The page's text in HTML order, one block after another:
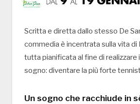
Scritta e diretta dallo stesso De
commedia è incentrata sulla vita di
tutta pianificata al fine di realizzare
sogno: diventare la più forte
Un sogno che racchiude in